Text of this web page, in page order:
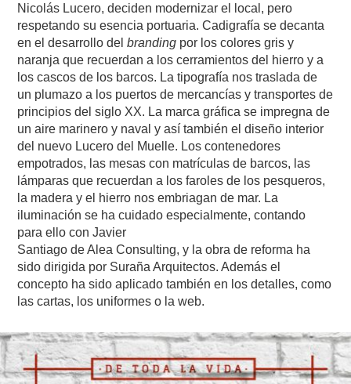
Nicolás Lucero, deciden modernizar el local, pero
respetando su esencia portuaria. Cadigrafía se decanta
en el desarrollo delbranding por los colores gris y
naranja que recuerdan a los cerramientos del hierro y a
los cascos de los barcos. La tipografía nos traslada de
un plumazo a los puertos de mercancías y transportes de
principios del siglo XX. La marca gráfica se impregna de
un aire marinero y naval y así también el diseño interior
del nuevo Lucero del Muelle. Los contenedores
empotrados, las mesas con matrículas de barcos, las
lámparas que recuerdan a los faroles de los pesqueros,
la madera y el hierro nos embriagan de mar. La
iluminación se ha cuidado especialmente, contando
para ello con Javier
Santiago de Alea Consulting, y la obra de reforma ha
sido dirigida por Suraña Arquitectos. Además el
concepto ha sido aplicado también en los detalles, como
las cartas, los uniformes o la web.